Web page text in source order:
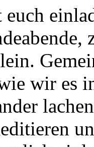
euch
wir es